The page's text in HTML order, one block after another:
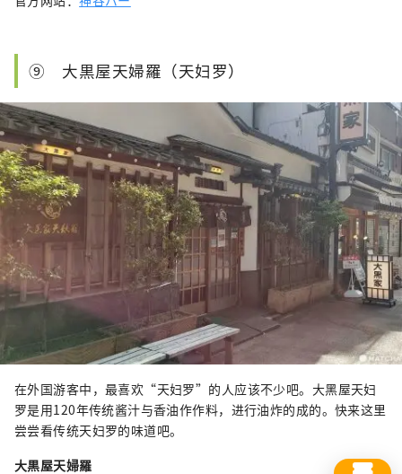
⑨ 大黒屋天婦羅（天妇罗）
在外国游客中，最喜欢“天妇罗”的人应该不少吧。大黑屋天妇
罗是用120年传统酱汁与香油作作料，进行油炸的成的。快来这里
尝尝看传统天妇罗的味道吧。
大黒屋天婦羅